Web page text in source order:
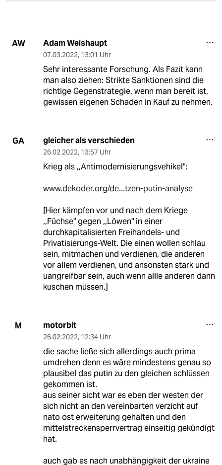
AW Adam Weishaupt
07.03.2022, 13:01 Uhr
Sehr interessante Forschung. Als Fazit kann
man also ziehen: Strikte Sanktionen sind die
richtige Gegenstrategie, wenn man bereit ist,
gewissen eigenen Schaden in Kauf zu nehmen.
GA gleicher als verschieden
26.02.2022, 13:57 Uhr
Krieg als ,,Antimodernisierungsvehikel":
www.dekoder.org/de...tzen-putin-analyse
[Hier kämpfen vor und nach dem Kriege
,,Füchse" gegen ,,Löwen" in einer
durchkapitalisierten Freihandels- und
Privatisierungs-Welt. Die einen wollen schlau
sein, mitmachen und verdienen, die anderen
vor allem verdienen, und ansonsten stark und
uangreifbar sein, auch wenn allle anderen dann
kuschen müssen.]
M motorbit
26.02.2022, 12:34 Uhr
die sache ließe sich allerdings auch prima
umdrehen denn es wäre mindestens genau so
plausibel das putin zu den gleichen schlüssen
gekommen ist.
aus seiner sicht war es eben der westen der
sich nicht an den vereinbarten verzicht auf
nato ost erweiterung gehalten und den
mittelstreckensperrvertrag einseitig gekündigt
hat.
auch gab es nach unabhängigkeit der ukraine